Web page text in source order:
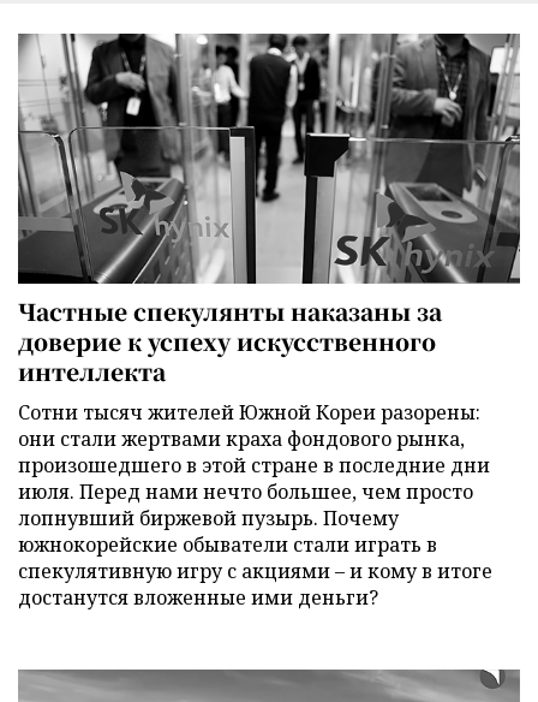
Частные спекулянты наказаны за
доверие к успеху искусственного
интеллекта
Сотни тысяч жителей Южной Кореи разорены:
они стали жертвами краха фондового рынка,
произошедшего в этой стране в последние дни
июля. Перед нами нечто большее, чем просто
лопнувший биржевой пузырь. Почему
южнокорейские обыватели стали играть в
спекулятивную игру с акциями – и кому в итоге
достанутся вложенные ими деньги?